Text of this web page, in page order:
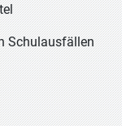
Schulausfällen